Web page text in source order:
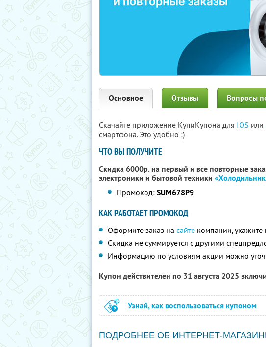
Основное Отзывы Вопросы
Скачайте приложение КупиКупона для IOS или
смартфона. Это удобно :)
ЧТО ВЫ ПОЛУЧИТЕ
Скидка 6000р. на первый и все повторные
электроники и бытовой техники
Промокод:SUM678P9
КАК РАБОТАЕТ ПРОМОКОД
Оформите заказ на сайте компании,
Скидка не суммируется с другими
Информацию по условиям акции можно
Купон действителен по 31 августа 2025
Узнай, как воспользоваться купоном
ПОДРОБНЕЕ ОБ ИНТЕРНЕТ-